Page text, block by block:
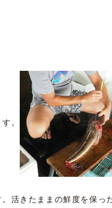
。
活きたままの鮮度を保っ